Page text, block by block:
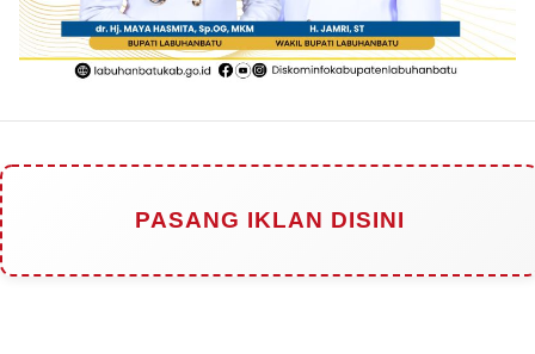
PASANG IKLAN DISINI